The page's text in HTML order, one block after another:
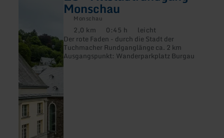
Monschau
Monschau
Distanz:
2,0 km Dauer:
0:45 h Anforderung:
leicht
Der rote Faden - durch die Stadt der
Tuchmacher Rundganglänge ca. 2 km
Ausgangspunkt: Wanderparkplatz Burgau
Monschau